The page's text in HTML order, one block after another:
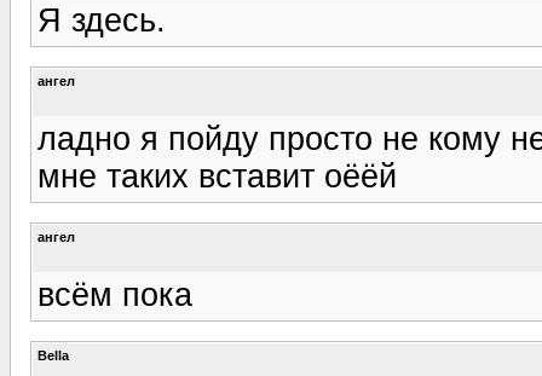
Я здесь.
ангел
ладно я пойду просто не кому
мне таких вставит оёёй
ангел
всём пока
Bella